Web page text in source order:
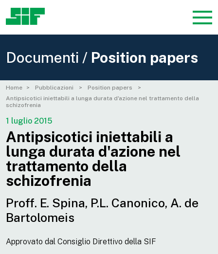
Documenti / Position papers
Home Pubblicazioni
Position papers
Antipsicotici iniettabili a lunga durata d'azione nel trattamento della
schizofrenia
1 luglio 2015
Antipsicotici iniettabili a
lunga durata d'azione nel
trattamento della
schizofrenia
Proff. E. Spina, P.L. Canonico, A. de
Bartolomeis
Approvato dal Consiglio Direttivo della SIF